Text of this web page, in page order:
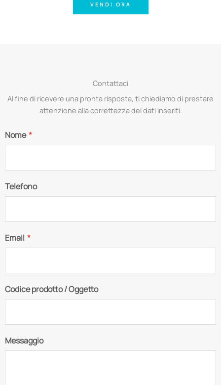
VENDI ORA
Contattaci
Al fine di ricevere una pronta risposta, ti chiediamo di prestare
attenzione alla correttezza dei dati inseriti.
Nome*
Telefono
Email *
Codice prodotto / Oggetto
Messaggio